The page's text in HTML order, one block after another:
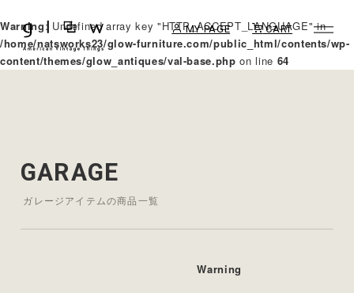
Warning: Undefined array key "HTTP_ACCEPT_LANGUAGE" in
/home/natsworks23/glow-furniture.com/public_html/contents/wp-
content/themes/glow_antiques/val-base.php on line 64
MY PAGE CART
GARAGE
ガレージアイテムの商品一覧
Warning